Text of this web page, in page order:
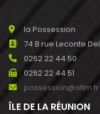
la Possession
74 B rue Leconte
0262 22 44 50
0262 22 44 51
possession@ofim.fr
ÎLE DE LA RÉUNION